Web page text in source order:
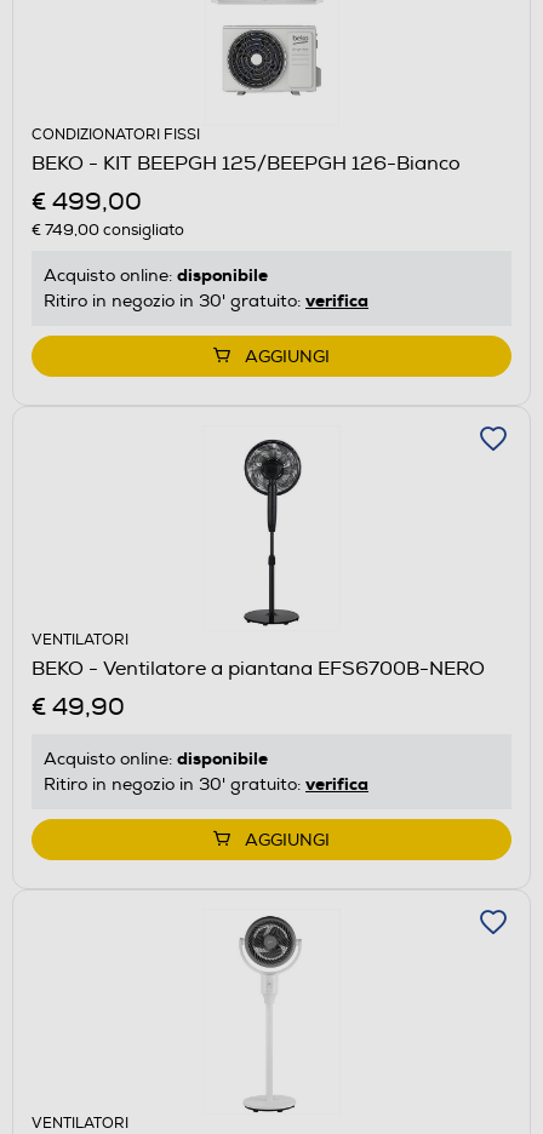
CONDIZIONATORI FISSI
BEKO - KIT BEEPGH 125/BEEPGH 126-Bianco
€ 499,00
€ 749,00consigliato
Acquisto online: disponibile
Ritiro in negozio in 30' gratuito: verifica
AGGIUNGI
VENTILATORI
BEKO - Ventilatore a piantana EFS6700B-NERO
€ 49,90
Acquisto online: disponibile
Ritiro in negozio in 30' gratuito: verifica
AGGIUNGI
VENTILATORI